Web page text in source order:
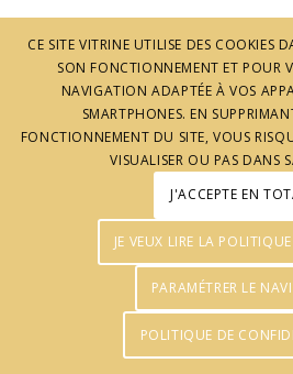
© J'aime l'Ardèche - Réalisation :
CE SITE VITRINE UTILISE DES COOKIES
SON FONCTIONNEMENT ET POUR
NAVIGATION ADAPTÉE À VOS
SMARTPHONES. EN
FONCTIONNEMENT DU SITE, VOUS
VISUALISER OU PAS DANS
J'ACCEPTE EN
JE VEUX LIRE LA
PARAMÉTRER LE
POLITIQUE DE